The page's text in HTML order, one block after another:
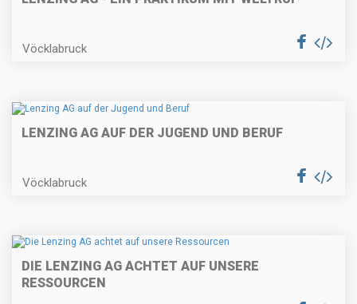
Vöcklabruck
LENZING AG AUF DER JUGEND UND BERUF
Vöcklabruck
DIE LENZING AG ACHTET AUF UNSERE
RESSOURCEN